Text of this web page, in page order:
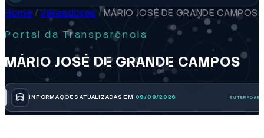
Home / Vereadores /MÁRIO JOSÉ DE GRANDE CAMPOS
Portal da Transparência
MÁRIO JOSÉ DE GRANDE CAMPOS
INFORMAÇÕES ATUALIZADAS EM 09/08/2026